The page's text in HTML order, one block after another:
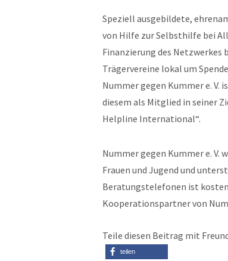
Speziell ausgebildete,
von Hilfe zur Selbsthilfe bei
Finanzierung des Netzwerkes
Trägervereine lokal um
Nummer gegen Kummer e. V.
diesem als Mitglied in seiner
Helpline International“.
Nummer gegen Kummer e. V.
Frauen und Jugend und
Beratungstelefonen ist
Kooperationspartner von
Teile diesen Beitrag mit
teilen